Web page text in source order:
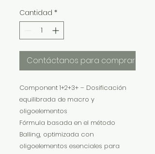
Cantidad *
Contáctanos para comprar
Component 1+2+3+ – Dosificación
equilibrada de macro y
oligoelementos
Fórmula basada en el método
Balling, optimizada con
oligoelementos esenciales para